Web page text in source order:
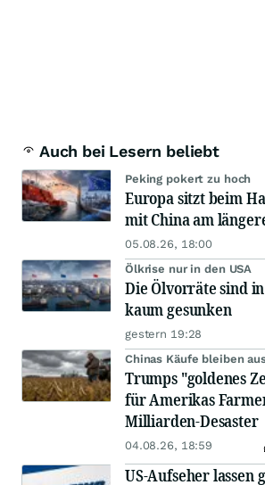
Auch bei Lesern beliebt
Peking pokert zu hoch
Europa sitzt beim
mit China am
05.08.26, 18:00
Ölkrise nur in den USA
Die Ölvorräte sind
kaum gesunken
gestern 19:28
Chinas Käufe bleiben
Trumps "goldenes
für Amerikas
Milliarden-Desaster
04.08.26, 18:59
US-Aufseher lassen